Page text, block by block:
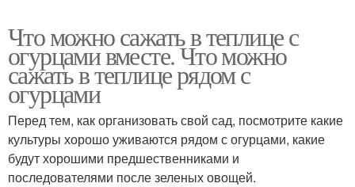
Что можно сажать в теплице с
огурцами вместе. Что можно
сажать в теплице рядом с
огурцами
Перед тем, как организовать свой сад, посмотрите какие
культуры хорошо уживаются рядом с огурцами, какие
будут хорошими предшественниками и
последователями после зеленых овощей.